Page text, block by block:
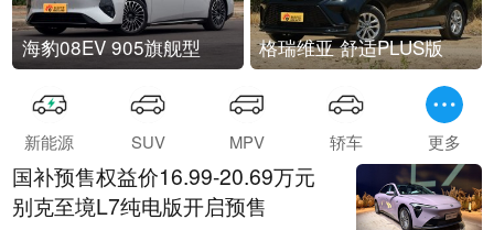
海豹08EV 905旗舰型 格瑞维亚 舒适PLUS版
新能源 SUV MPV 轿车 更多
国补预售权益价16.99-20.69万元
别克至境L7纯电版开启预售